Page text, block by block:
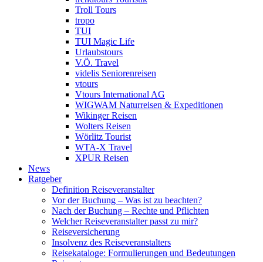
Troll Tours
tropo
TUI
TUI Magic Life
Urlaubstours
V.Ö. Travel
videlis Seniorenreisen
vtours
Vtours International AG
WIGWAM Naturreisen & Expeditionen
Wikinger Reisen
Wolters Reisen
Wörlitz Tourist
WTA-X Travel
XPUR Reisen
News
Ratgeber
Definition Reiseveranstalter
Vor der Buchung – Was ist zu beachten?
Nach der Buchung – Rechte und Pflichten
Welcher Reiseveranstalter passt zu mir?
Reiseversicherung
Insolvenz des Reiseveranstalters
Reisekataloge: Formulierungen und Bedeutungen